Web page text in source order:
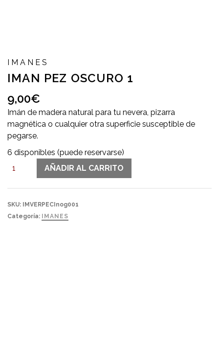
IMANES
IMAN PEZ OSCURO 1
9,00€
Imán de madera natural para tu nevera, pizarra
magnética o cualquier otra superficie susceptible de
pegarse.
6 disponibles (puede reservarse)
IMAN
AÑADIR AL CARRITO
SKU:
IMVERPECInog001
Categoría:
IMANES